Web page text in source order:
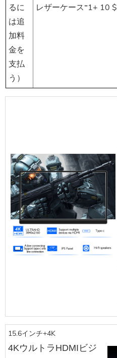
るに
は追
加料
金を
支払
う）
レザーケース*1+ 10 $
15.6インチ+4K
4KウルトラHDMIビジ